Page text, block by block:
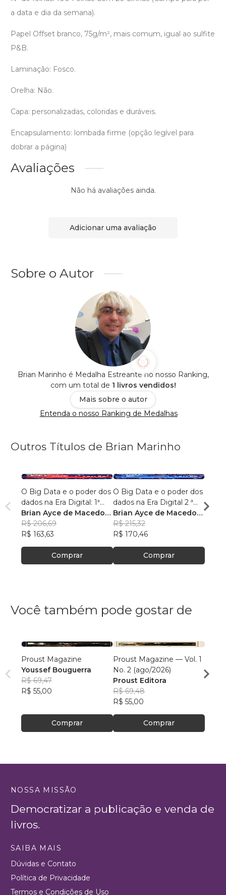
a data e dia da semana).
Papel Offset branco, 75g/m², mais comum, igual ao sulfite
P&B.
Laminação: Fosco.
Orelha: Não.
Capa: personalizadas, coloridas e duráveis.
Encapsulamento: lombada firme (opção legível para
dobrar a página)
Avaliações
Não há avaliações ainda.
Adicionar uma avaliação
Sobre o Autor
Brian Marinho é Medalha Estreante no nosso Ranking,
com um total de 1 livros vendidos!
Mais sobre o autor
Entenda o nosso Ranking de Medalhas
Outros Títulos de Brian Marinho
O Big Data e o poder dos
dados na Era Digital: 1ª
Edição.
Brian Ayce de Macedo
Marinho
R$ 206,69
R$ 163,63
Comprar
O Big Data e o poder dos
dados na Era Digital 2 ª
Edição:
Brian Ayce de Macedo
Marinho
R$ 215,32
R$ 170,46
Comprar
Você também pode gostar de
Proust Magazine
Youssef Bouguerra
R$ 69,47
R$ 55,00
Comprar
Proust Magazine — Vol. 1
No. 2 (ago/2026)
Proust Editora
R$ 69,48
R$ 55,00
Comprar
NOSSA MISSÃO
Democratizar a publicação e venda de
livros.
SAIBA MAIS
Dúvidas e Contato
Política de Privacidade
Termos e Condições de Uso